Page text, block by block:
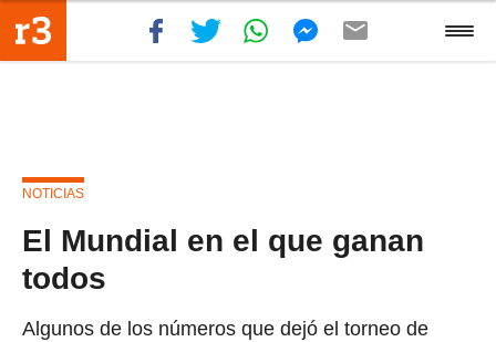
NOTICIAS
El Mundial en el que ganan
todos
Algunos de los números que dejó el torneo de